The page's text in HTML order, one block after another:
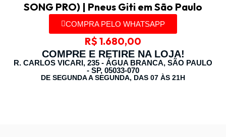
SONG PRO) | Pneus Giti em São Paulo
COMPRA PELO WHATSAPP
R$ 1.680,00
COMPRE E RETIRE NA LOJA!
R. CARLOS VICARI, 235 - ÁGUA BRANCA, SÃO PAULO
- SP, 05033-070
DE SEGUNDA A SEGUNDA, DAS 07 ÀS 21H